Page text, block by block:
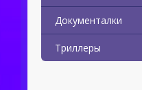
Документалки
Триллеры